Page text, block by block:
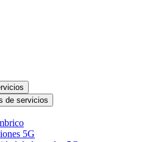
de servicios
5G